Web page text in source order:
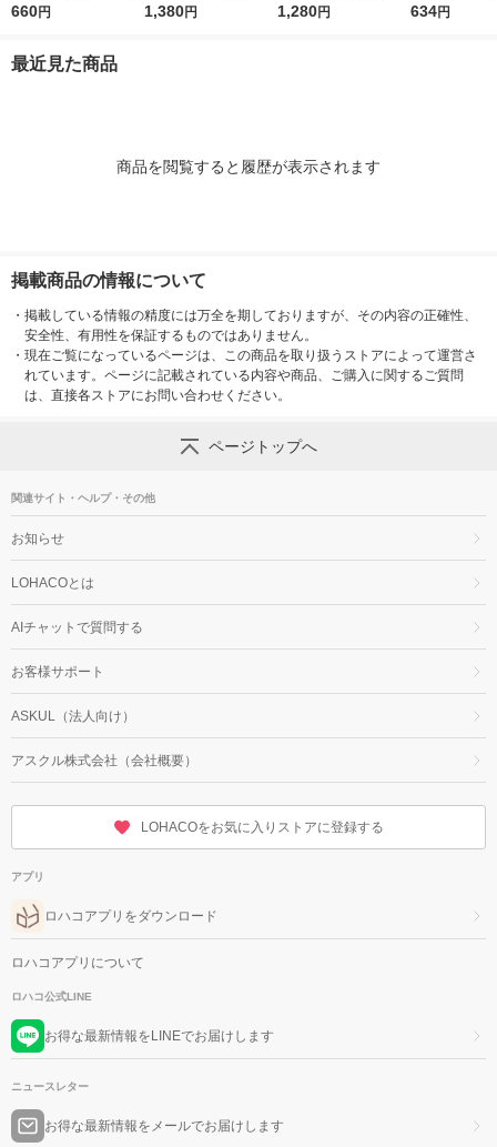
薬 目薬 乾き目 疲れ目
660円
リーム ロート製薬★
1,380円
ル 15g ロート製薬 ★
1,280円
薬 ものもらい
634円
最近見た商品
商品を閲覧すると履歴が表示されます
掲載商品の情報について
・ 掲載している情報の精度には万全を期しておりますが、その内容の正確性、
安全性、有用性を保証するものではありません。
・ 現在ご覧になっているページは、この商品を取り扱うストアによって運営さ
れています。ページに記載されている内容や商品、ご購入に関するご質問
は、直接各ストアにお問い合わせください。
ページトップへ
関連サイト・ヘルプ・その他
お知らせ
LOHACOとは
AIチャットで質問する
お客様サポート
ASKUL（法人向け）
アスクル株式会社（会社概要）
LOHACOをお気に入りストアに登録する
アプリ
ロハコアプリをダウンロード
ロハコアプリについて
ロハコ公式LINE
お得な最新情報をLINEでお届けします
ニュースレター
お得な最新情報をメールでお届けします